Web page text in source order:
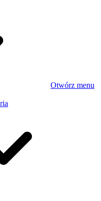
Otwórz menu